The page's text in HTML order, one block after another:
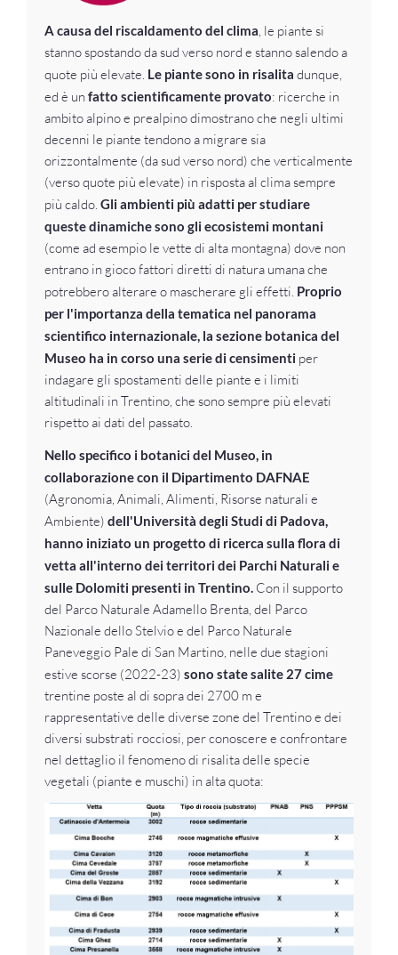
A causa del riscaldamento del clima, le piante si
stanno spostando da sud verso nord e stanno salendo a
quote più elevate. Le piante sono in risalita dunque,
ed è un fatto scientificamente provato: ricerche in
ambito alpino e prealpino dimostrano che negli ultimi
decenni le piante tendono a migrare sia
orizzontalmente (da sud verso nord) che verticalmente
(verso quote più elevate) in risposta al clima sempre
più caldo. Gli ambienti più adatti per studiare
queste dinamiche sono gli ecosistemi montani
(come ad esempio le vette di alta montagna) dove non
entrano in gioco fattori diretti di natura umana che
potrebbero alterare o mascherare gli effetti. Proprio
per l'importanza della tematica nel panorama
scientifico internazionale, la sezione botanica del
Museo ha in corso una serie di censimenti per
indagare gli spostamenti delle piante e i limiti
altitudinali in Trentino, che sono sempre più elevati
rispetto ai dati del passato.
Nello specifico i botanici del Museo, in
collaborazione con il Dipartimento DAFNAE
(Agronomia, Animali, Alimenti, Risorse naturali e
Ambiente) dell'Università degli Studi di Padova,
hanno iniziato un progetto di ricerca sulla flora di
vetta all'interno dei territori dei Parchi Naturali e
sulle Dolomiti presenti in Trentino. Con il supporto
del Parco Naturale Adamello Brenta, del Parco
Nazionale dello Stelvio e del Parco Naturale
Paneveggio Pale di San Martino, nelle due stagioni
estive scorse (2022-23) sono state salite 27 cime
trentine poste al di sopra dei 2700 m e
rappresentative delle diverse zone del Trentino e dei
diversi substrati rocciosi, per conoscere e confrontare
nel dettaglio il fenomeno di risalita delle specie
vegetali (piante e muschi) in alta quota: